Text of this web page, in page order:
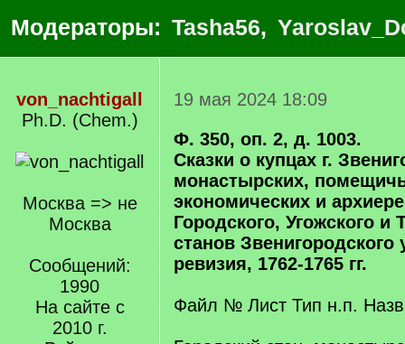
Модераторы: Tasha56,
von_nachtigall
Ph.D. (Chem.)
Москва => не
Москва
Сообщений:
1990
На сайте с
2010 г.
19 мая 2024 18:09
Ф. 350, оп. 2, д. 1003.
Сказки о купцах г.
монастырских,
экономических и
Городского, Угожского и
станов Звенигородского
ревизия, 1762-1765 гг.
Файл № Лист Тип н.п.